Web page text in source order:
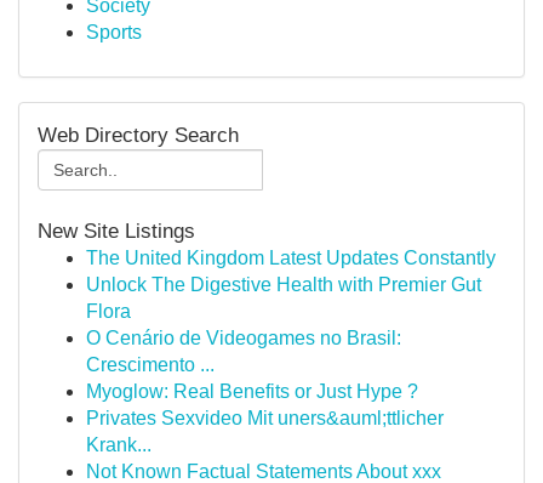
Society
Sports
Web Directory Search
New Site Listings
The United Kingdom Latest Updates Constantly
Unlock The Digestive Health with Premier Gut
Flora
O Cenário de Videogames no Brasil:
Crescimento ...
Myoglow: Real Benefits or Just Hype ?
Privates Sexvideo Mit uners&auml;ttlicher
Krank...
Not Known Factual Statements About xxx